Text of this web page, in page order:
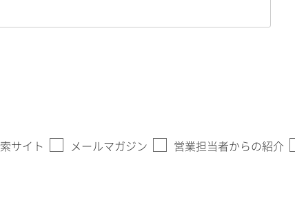
サイト メールマガジン 営業担当者からの紹介